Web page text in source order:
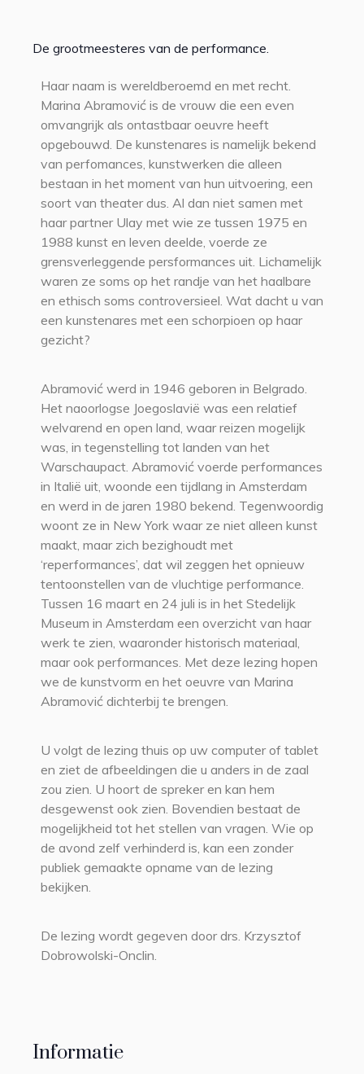
Informatie
De grootmeesteres van de performance.
Haar naam is wereldberoemd en met recht.
Marina Abramović is de vrouw die een even
omvangrijk als ontastbaar oeuvre heeft
opgebouwd. De kunstenares is namelijk bekend
van perfomances, kunstwerken die alleen
bestaan in het moment van hun uitvoering, een
soort van theater dus. Al dan niet samen met
haar partner Ulay met wie ze tussen 1975 en
1988 kunst en leven deelde, voerde ze
grensverleggende persformances uit. Lichamelijk
waren ze soms op het randje van het haalbare
en ethisch soms controversieel. Wat dacht u van
een kunstenares met een schorpioen op haar
gezicht?
Abramović werd in 1946 geboren in Belgrado.
Het naoorlogse Joegoslavië was een relatief
welvarend en open land, waar reizen mogelijk
was, in tegenstelling tot landen van het
Warschaupact. Abramović voerde performances
in Italië uit, woonde een tijdlang in Amsterdam
en werd in de jaren 1980 bekend. Tegenwoordig
woont ze in New York waar ze niet alleen kunst
maakt, maar zich bezighoudt met
‘reperformances’, dat wil zeggen het opnieuw
tentoonstellen van de vluchtige performance.
Tussen 16 maart en 24 juli is in het Stedelijk
Museum in Amsterdam een overzicht van haar
werk te zien, waaronder historisch materiaal,
maar ook performances. Met deze lezing hopen
we de kunstvorm en het oeuvre van Marina
Abramović dichterbij te brengen.
U volgt de lezing thuis op uw computer of tablet
en ziet de afbeeldingen die u anders in de zaal
zou zien. U hoort de spreker en kan hem
desgewenst ook zien. Bovendien bestaat de
mogelijkheid tot het stellen van vragen. Wie op
de avond zelf verhinderd is, kan een zonder
publiek gemaakte opname van de lezing
bekijken.
De lezing wordt gegeven door drs. Krzysztof
Dobrowolski-Onclin.